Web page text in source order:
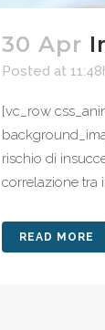
30 Apr
Posted at
[vc_row
rischio di
correlazione tra
READ MORE